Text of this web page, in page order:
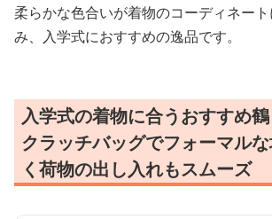
柔らかな色合いが着物のコーディネー
み、入学式におすすめの逸品です。
入学式の着物に合うおすすめ
クラッチバッグでフォーマル
く荷物の出し入れもスムーズ